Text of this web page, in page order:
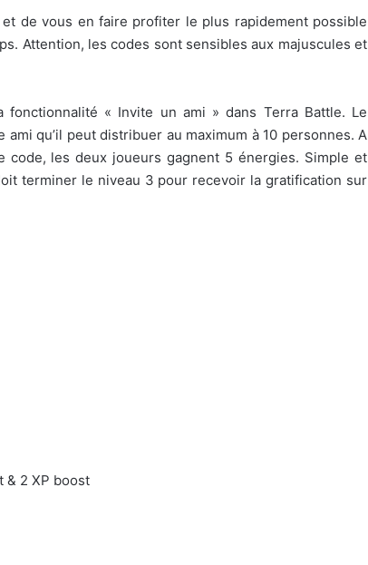
de vous en faire profiter le plus rapidement possible
Attention, les codes sont sensibles aux majuscules et
« Invite un ami » dans Terra Battle. Le
qu’il peut distribuer au maximum à 10 personnes. A
code, les deux joueurs gagnent 5 énergies. Simple et
terminer le niveau 3 pour recevoir la gratification sur
& 2 XP boost